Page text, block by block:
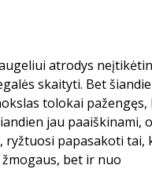
atrodys
skaityti. Bet
tolokai pažengęs,
jau paaiškinami, o
papasakoti tai,
bet ir nuo